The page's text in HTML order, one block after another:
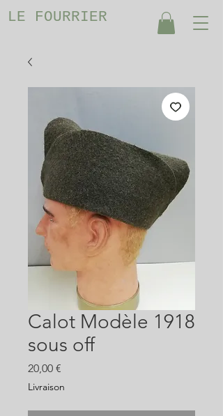
LE FOURRIER
Calot Modèle 1918
sous off
20,00 €
Livraison